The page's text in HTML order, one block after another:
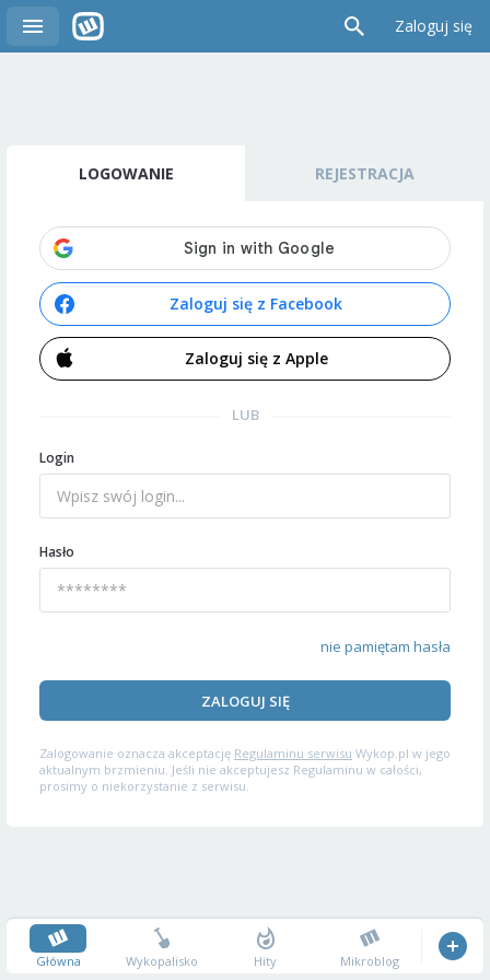
Zaloguj się
LOGOWANIE REJESTRACJA
Zaloguj się z Facebook
Zaloguj się z Apple
LUB
Login
Hasło
nie pamiętam hasła
ZALOGUJ SIĘ
Zalogowanie oznacza akceptację Regulaminu serwisu Wykop.pl w jego
aktualnym brzmieniu. Jeśli nie akceptujesz Regulaminu w całości,
prosimy o niekorzystanie z serwisu.
Główna Wykopalisko Hity Mikroblog